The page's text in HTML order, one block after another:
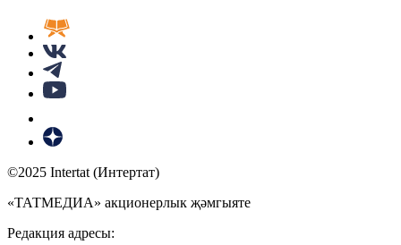
©2025 Intertat (Интертат)
«ТАТМЕДИА» акционерлык җәмгыяте
Редакция адресы: